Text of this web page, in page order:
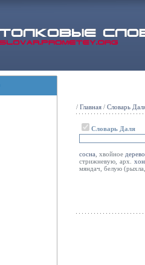
/ Главная / Словарь
Словарь Даля
сосна , хвойное дерево
стрижневую, арх.
мяндач, белую